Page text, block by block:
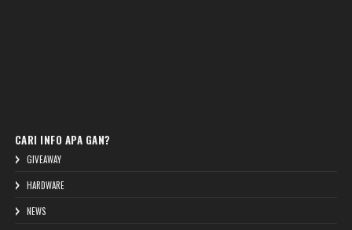
CARI INFO APA GAN?
GIVEAWAY
HARDWARE
NEWS